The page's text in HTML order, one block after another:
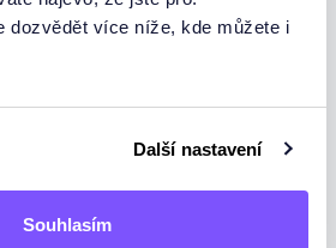
dozvědět více níže, kde můžete i
Další nastavení
Souhlasím
Jan D. 60min 100